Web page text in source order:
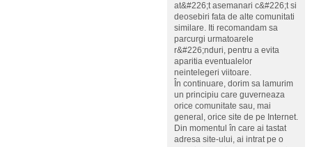
at&#226;t asemanari c&#226;t si
deosebiri fata de alte comunitati
similare. Iti recomandam sa
parcurgi urmatoarele
r&#226;nduri, pentru a evita
aparitia eventualelor
neintelegeri viitoare.
În continuare, dorim sa lamurim
un principiu care guverneaza
orice comunitate sau, mai
general, orice site de pe Internet.
Din momentul în care ai tastat
adresa site-ului, ai intrat pe o